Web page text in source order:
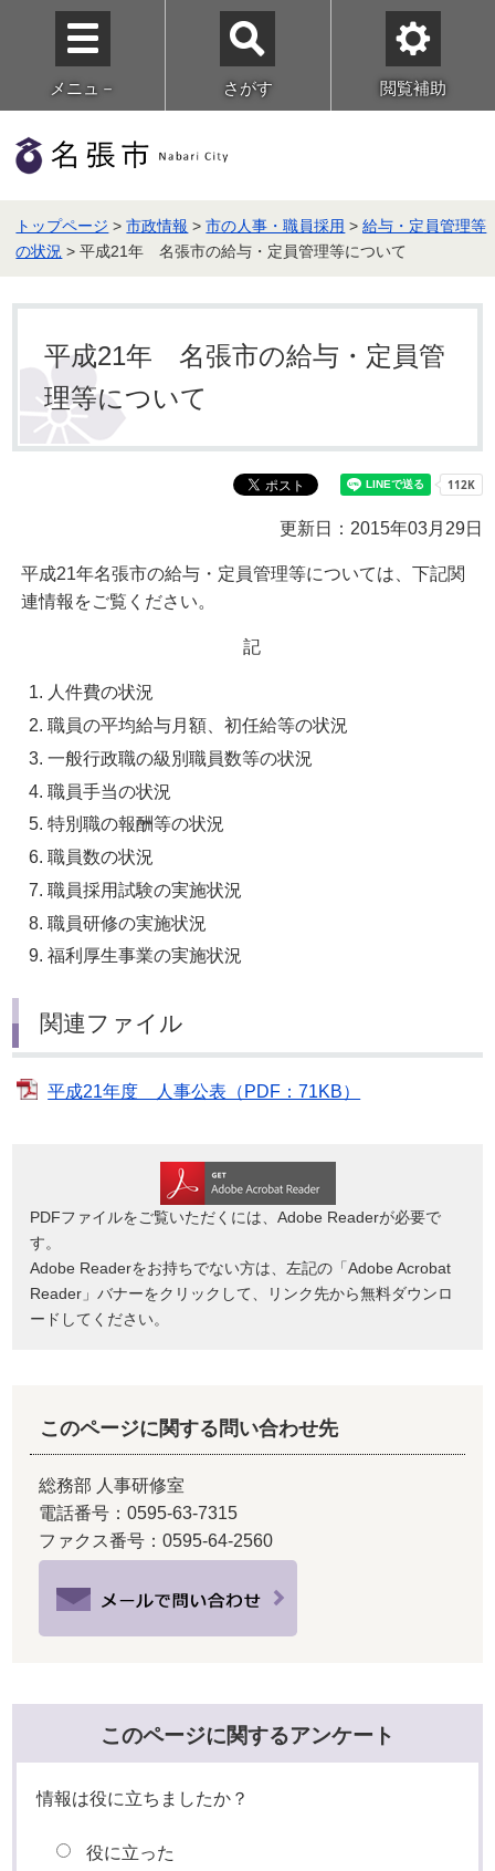
メニュ－ さがす 閲覧補助
トップページ >市政情報 >市の人事・職員採用 >給与・定員管理等
の状況 > 平成21年 名張市の給与・定員管理等について
平成21年 名張市の給与・定員管
理等について
更新日：2015年03月29日
平成21年名張市の給与・定員管理等については、下記関
連情報をご覧ください。
記
人件費の状況
職員の平均給与月額、初任給等の状況
一般行政職の級別職員数等の状況
職員手当の状況
特別職の報酬等の状況
職員数の状況
職員採用試験の実施状況
職員研修の実施状況
福利厚生事業の実施状況
関連ファイル
平成21年度 人事公表（PDF：71KB）
PDFファイルをご覧いただくには、Adobe Readerが必要で
す。
Adobe Readerをお持ちでない方は、左記の「Adobe Acrobat
Reader」バナーをクリックして、リンク先から無料ダウンロ
ードしてください。
このページに関する問い合わせ先
総務部 人事研修室
電話番号：0595-63-7315
ファクス番号：0595-64-2560
このページに関するアンケート
情報は役に立ちましたか？
役に立った